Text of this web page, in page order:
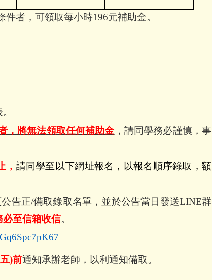
件者，可領取每小時196元補助金。
，將無法領取任何補助金 ，請同學務必謹慎，事
， 請同學至以下網址報名，以報名順序錄取，額
告正/備取錄取名單，並於公告當日發送LINE群
至信箱收信。
五)前通知承辦老師，以利通知備取。